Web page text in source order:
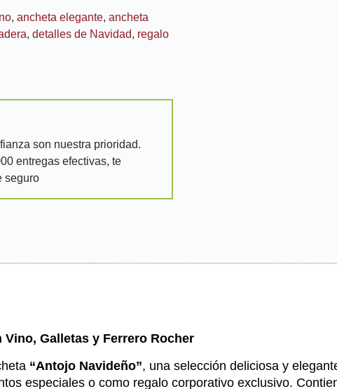
, ancheta elegante, ancheta
, detalles de Navidad, regalo
son nuestra prioridad.
entregas efectivas, te
seguro
Galletas y Ferrero Rocher
“Antojo Navideño”, una selección deliciosa y
especiales o como regalo corporativo exclusivo.